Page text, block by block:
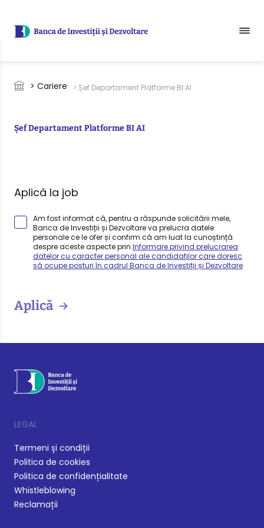
Breadcrumb
> Cariere > Șef Departament Platforme BI AI
Șef Departament Platforme BI AI
Aplică la job
Am fost informat că, pentru a răspunde solicitării mele,
Banca de Investiții și Dezvoltare va prelucra datele
personale ce le ofer și confirm că am luat la cunoștință
despre aceste aspecte prin Informare privind prelucrarea
datelor cu caracter personal ale candidaților care doresc
să ocupe posturi în cadrul Banca de Investiții și Dezvoltare
Aplică
LEGAL
Termeni și condiții
Politica de cookies
Politica de confidențialitate
Whistleblowing
Reclamații